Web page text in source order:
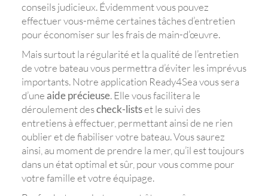
conseils judicieux. Évidemment vous pouvez
effectuer vous-même certaines tâches d’entretien
pour économiser sur les frais de main-d’œuvre.
Mais surtout la régularité et la qualité de l’entretien
de votre bateau vous permettra d’éviter les imprévus
importants. Notre application Ready4Sea vous sera
d’uneaide précieuse. Elle vous facilitera le
déroulement descheck-listset le suivi des
entretiens à effectuer, permettant ainsi de ne rien
oublier et de fiabiliser votre bateau. Vous saurez
ainsi, au moment de prendre la mer, qu’il est toujours
dans un état optimal et sûr, pour vous comme pour
votre famille et votre équipage.